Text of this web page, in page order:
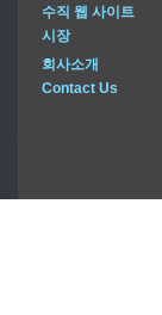
수직 웹 사이트
시장
회사소개
Contact Us